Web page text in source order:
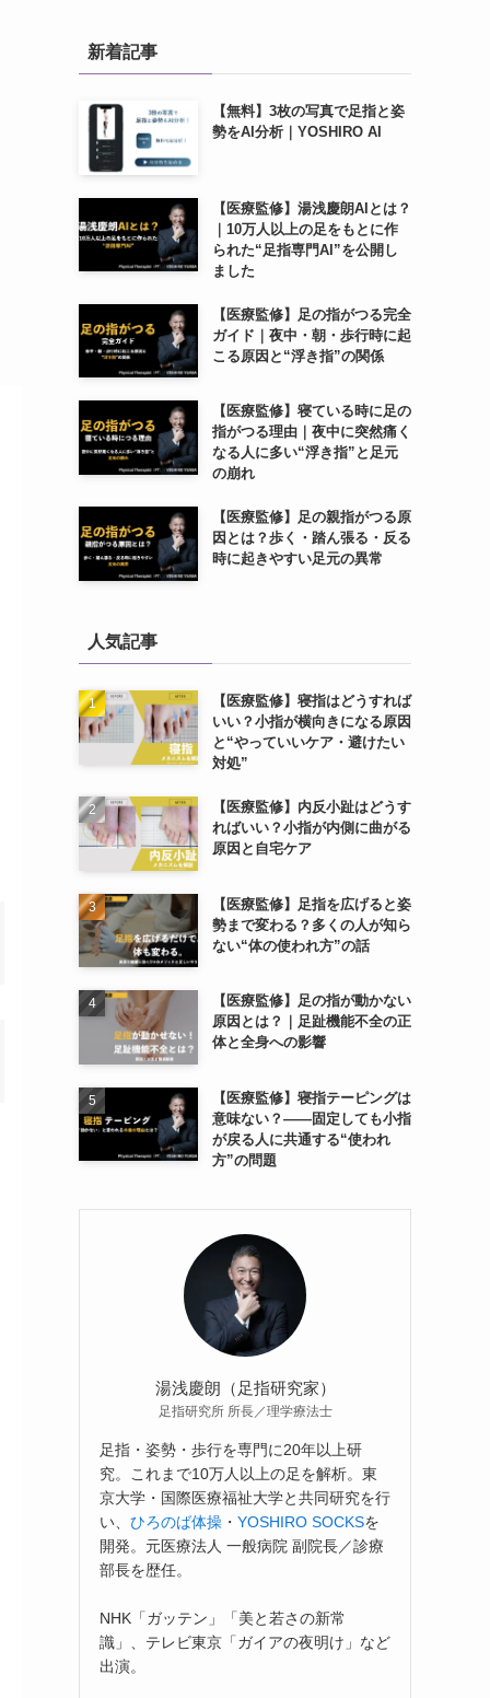
新着記事
【無料】3枚の写真で足指と姿
勢をAI分析｜YOSHIRO AI
【医療監修】湯浅慶朗AIとは？
｜10万人以上の足をもとに作
られた“足指専門AI”を公開し
ました
【医療監修】足の指がつる完全
ガイド｜夜中・朝・歩行時に起
こる原因と“浮き指”の関係
【医療監修】寝ている時に足の
指がつる理由｜夜中に突然痛く
なる人に多い“浮き指”と足元
の崩れ
【医療監修】足の親指がつる原
因とは？歩く・踏ん張る・反る
時に起きやすい足元の異常
人気記事
【医療監修】寝指はどうすれば
いい？小指が横向きになる原因
と“やっていいケア・避けたい
対処”
【医療監修】内反小趾はどうす
ればいい？小指が内側に曲がる
原因と自宅ケア
【医療監修】足指を広げると姿
勢まで変わる？多くの人が知ら
ない“体の使われ方”の話
【医療監修】足の指が動かない
原因とは？｜足趾機能不全の正
体と全身への影響
【医療監修】寝指テーピングは
意味ない？――固定しても小指
が戻る人に共通する“使われ
方”の問題
湯浅慶朗（足指研究家）
足指研究所 所長／理学療法士
足指・姿勢・歩行を専門に20年以上研
究。これまで10万人以上の足を解析。東
京大学・国際医療福祉大学と共同研究を行
い、 ひろのば体操 ・ YOSHIRO SOCKSを
開発。元医療法人 一般病院 副院長／診療
部長を歴任。
NHK「ガッテン」「美と若さの新常
識」、テレビ東京「ガイアの夜明け」など
出演。